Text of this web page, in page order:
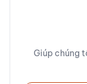
Giúp chúng